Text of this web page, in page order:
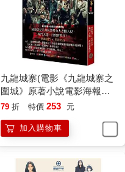
九龍城寨(電影《九龍城寨之
圍城》原著小說電影海報書
衣版)
79 折 特價 253 元
加入購物車